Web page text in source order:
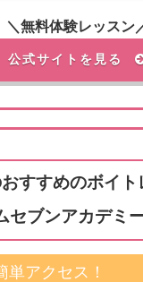
＼無料体験レッスン
公式サイトを見る
おすすめのボイ
セブンアカデミ
単アクセス！